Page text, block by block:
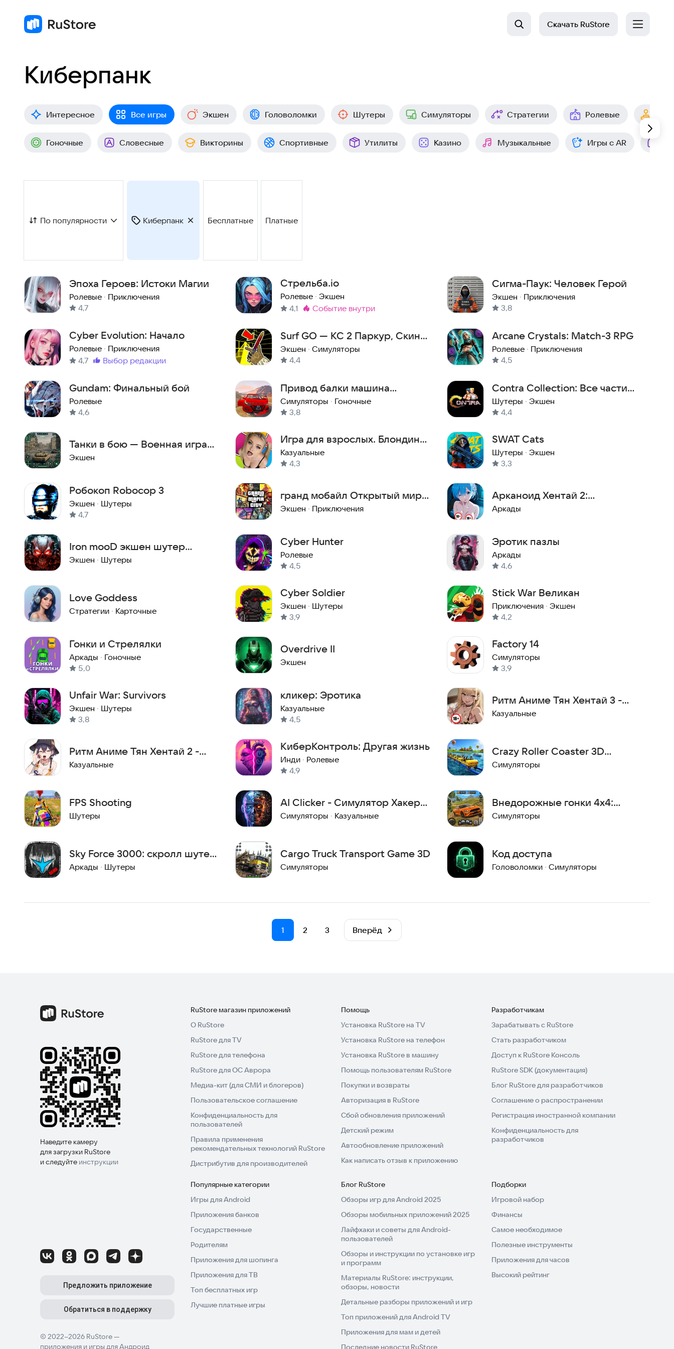
Скачать RuStore
Киберпанк
Интересное Все игры Экшен Головоломки Шутеры Симуляторы Стратегии Ролевые
Гоночные Словесные Викторины Спортивные Утилиты Казино Музыкальные Игры с AR
По популярности Киберпанк Бесплатные Платные
Эпоха Героев: Истоки Магии
Ролевые · Приключения
4,7
Стрельба.io
Ролевые · Экшен
4,1
Метка:
событие внутри
Сигма-Паук: Человек Герой
Экшен · Приключения
3,8
Cyber Evolution: Начало
Ролевые · Приключения
4,7
Метка:
выбор редакции
Surf GO — КС 2 Паркур, Скины
и симулятор Кейсов!
Экшен · Симуляторы
4,4
Arcane Crystals: Match-3 RPG
Ролевые · Приключения
4,5
Gundam: Финальный бой
Ролевые
4,6
Привод балки машина
крушение игра 2026
Симуляторы · Гоночные
3,8
Contra Collection: Все части
Контра с Денди и Сега
Шутеры · Экшен
4,4
Танки в бою — Военная игра
2026
Экшен
Игра для взрослых. Блондинка
в ловушке пазлов 18+
Казуальные
4,3
SWAT Cats
Шутеры · Экшен
3,3
Робокоп Robocop 3
Экшен · Шутеры
4,7
гранд мобайл Открытый мир
Мафия машины онлайн игры
Экшен · Приключения
Арканоид Хентай 2:
Раздевание Аниме Тян
Аркады
Iron mooD экшен шутер
офлайн
Экшен · Шутеры
Cyber Hunter
Ролевые
4,5
Эротик пазлы
Аркады
4,6
Love Goddess
Стратегии · Карточные
Cyber Soldier
Экшен · Шутеры
3,9
Stick War Великан
Приключения · Экшен
4,2
Гонки и Стрелялки
Аркады · Гоночные
5,0
Overdrive II
Экшен
Factory 14
Симуляторы
3,9
Unfair War: Survivors
Экшен · Шутеры
3,8
кликер: Эротика
Казуальные
4,5
Ритм Аниме Тян Хентай 3 -
Твои Рефлекс и Реакция
Казуальные
Ритм Аниме Тян Хентай 2 -
Твои Скорость и Реакция
Казуальные
КиберКонтроль: Другая жизнь
Инди · Ролевые
4,9
Crazy Roller Coaster 3D
Adventure Game 2026
Симуляторы
FPS Shooting
Шутеры
AI Clicker - Симулятор Хакера:
ИИ Эволюция
Симуляторы · Казуальные
Внедорожные гонки 4x4:
Приключение
Симуляторы
Sky Force 3000: скролл шутер
(Демо версия)
Аркады · Шутеры
Cargo Truck Transport Game 3D
Симуляторы
Код доступа
Головоломки · Симуляторы
1 2 3 Вперёд
Наведите камеру
для загрузки RuStore
и следуйте инструкции
© 2022–2026 RuStore —
приложения и игры для Андроид
Предложить приложение
Обратиться в поддержку
RuStore магазин приложений
О RuStore
RuStore для TV
RuStore для телефона
RuStore для ОС Аврора
Медиа-кит (для СМИ и блогеров)
Пользовательское соглашение
Конфиденциальность для
пользователей
Правила применения
рекомендательных технологий RuStore
Дистрибутив для производителей
Помощь
Установка RuStore на TV
Установка RuStore на телефон
Установка RuStore в машину
Помощь пользователям RuStore
Покупки и возвраты
Авторизация в RuStore
Сбой обновления приложений
Детский режим
Автообновление приложений
Как написать отзыв к приложению
Разработчикам
Зарабатывать с RuStore
Стать разработчиком
Доступ к RuStore Консоль
RuStore SDK (документация)
Блог RuStore для разработчиков
Соглашение о распространении
Регистрация иностранной компании
Конфиденциальность для
разработчиков
Популярные категории
Игры для Android
Приложения банков
Государственные
Родителям
Приложения для шопинга
Приложения для ТВ
Топ бесплатных игр
Лучшие платные игры
Блог RuStore
Обзоры игр для Android 2025
Обзоры мобильных приложений 2025
Лайфхаки и советы для Android-
пользователей
Обзоры и инструкции по установке игр
и программ
Материалы RuStore: инструкции,
обзоры, новости
Детальные разборы приложений и игр
Топ приложений для Android TV
Приложения для мам и детей
Последние новости RuStore
Подборки
Игровой набор
Финансы
Самое необходимое
Полезные инструменты
Приложения для часов
Высокий рейтинг